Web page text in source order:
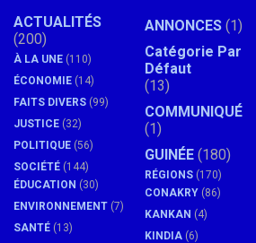
ACTUALITÉS
(200)
À LA UNE (110)
ÉCONOMIE (14)
FAITS DIVERS (99)
JUSTICE (32)
POLITIQUE (56)
SOCIÉTÉ (144)
ÉDUCATION (30)
ENVIRONNEMENT (7)
SANTÉ (13)
ANNONCES (1)
Catégorie Par
Défaut
(13)
COMMUNIQUÉ
(1)
GUINÉE (180)
RÉGIONS (170)
CONAKRY (86)
KANKAN (4)
KINDIA (6)